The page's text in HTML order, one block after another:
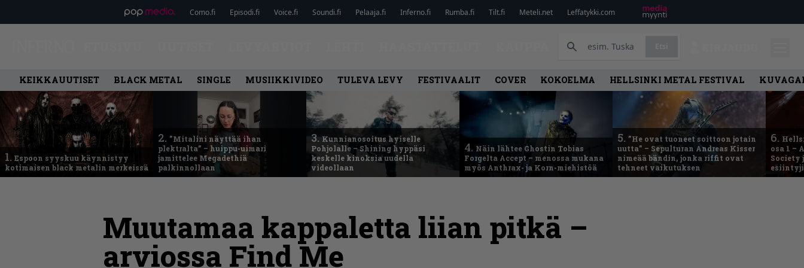
Como.fi Episodi.fi Voice.fi Soundi.fi Pelaaja.fi Inferno.fi Rumba.fi Tilt.fi Meteli.net Leffatykki.com
KEIKKAUUTISET BLACK METAL SINGLE MUSIIKKIVIDEO TULEVA LEVY FESTIVAALIT COVER KOKOELMA HELLSINKI METAL FESTIVAL
1. Espoon syyskuu käynnistyy
kotimaisen black metalin merkeissä
2. ”Mitalini näyttää ihan
plektralta” – huippu-uimari
jamittelee Megadethiä
palkinnollaan
3. Kunnianosoitus hyiselle
Pohjolalle – Shining hyppäsi
keskelle kinoksia uudella
videollaan
4. Näin lähtee Ghostin Tobias
Forgelta Accept – menossa mukana
myös Anthrax- ja Korn-miehistöä
5. ”He ovat tuoneet soittoon jotain
uutta” – Sepulturan Andreas Kisser
nimeää bändin, jonka riffit ovat
tehneet vaikutuksen
6.
osa 1 –
Society
Muutamaa kappaletta liian pitkä –
arviossa Find Me